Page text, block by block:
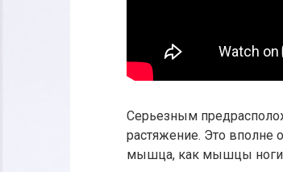
Серьезным
растяжение. Это вполне
мышца, как мышцы ноги